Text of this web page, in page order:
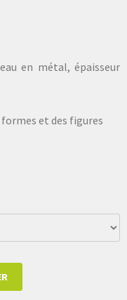
en métal, épaisseur
et des figures